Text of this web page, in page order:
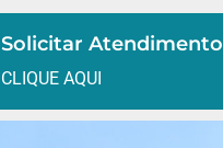
Solicitar Atendimento
CLIQUE AQUI